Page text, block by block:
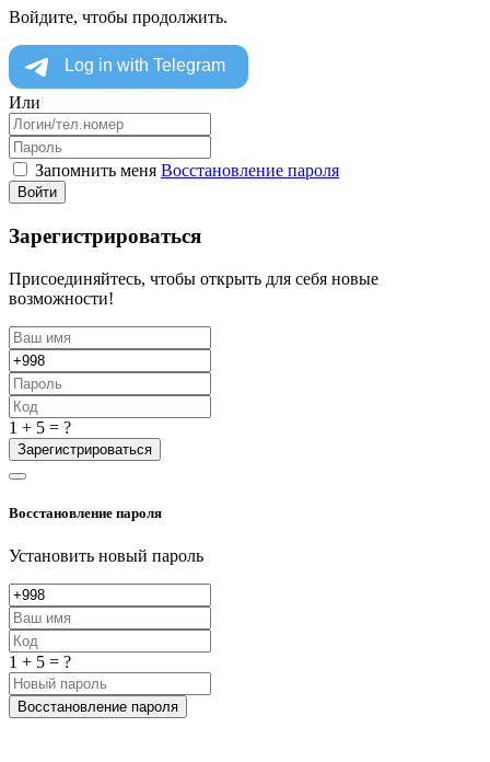
Войдите, чтобы продолжить.
Или
Запомнить меня Восстановление пароля
Войти
Зарегистрироваться
Присоединяйтесь, чтобы открыть для себя новые
возможности!
1 + 5 = ?
Зарегистрироваться
Восстановление пароля
Установить новый пароль
1 + 5 = ?
Восстановление пароля